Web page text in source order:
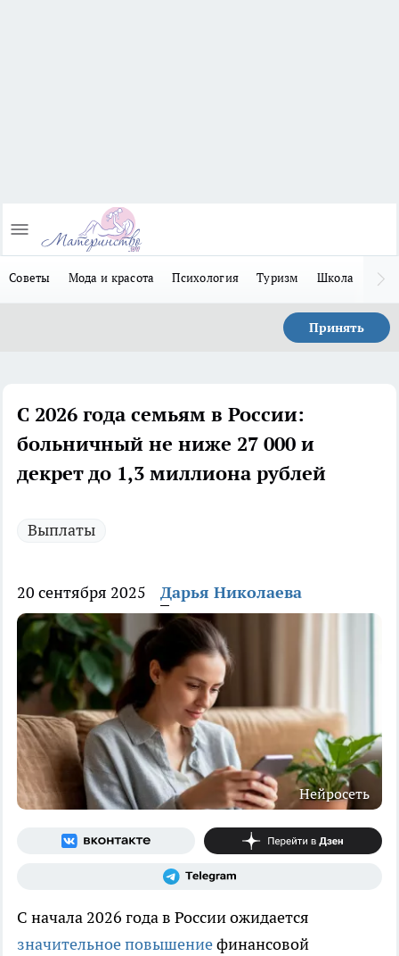
Советы Мода и красота Психология Туризм Школа
Принять
С 2026 года семьям в России:
больничный не ниже 27 000 и
декрет до 1,3 миллиона рублей
Выплаты
20 сентября 2025 Дарья Николаева
Нейросеть
С начала 2026 года в России ожидается
значительное повышениефинансовой